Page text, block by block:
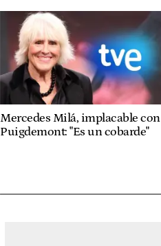
Mercedes Milá, implacable con
Puigdemont: "Es un cobarde"